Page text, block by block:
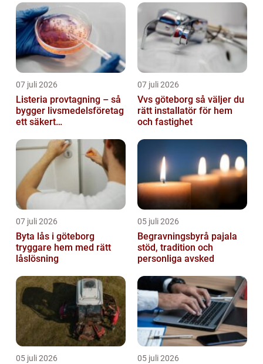
07 juli 2026
Listeria provtagning – så
bygger livsmedelsföretag
ett säkert
07 juli 2026
Vvs göteborg så väljer du
rätt installatör för hem
och fastighet
07 juli 2026
Byta lås i göteborg
tryggare hem med rätt
låslösning
05 juli 2026
Begravningsbyrå pajala
stöd, tradition och
personliga avsked
05 juli 2026 05 juli 2026